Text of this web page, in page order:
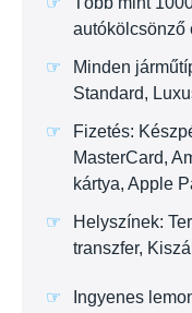
autókölcsönző
Minden
Standard,
Fizetés:
MasterCard,
kártya, Apple
Helyszínek:
transzfer,
Ingyenes